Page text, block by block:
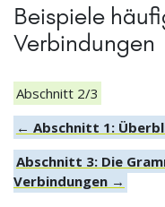
Beispiele
Verbindungen
Abschnitt 2/3
← Abschnitt 1:
Abschnitt 3: Die
Verbindungen →